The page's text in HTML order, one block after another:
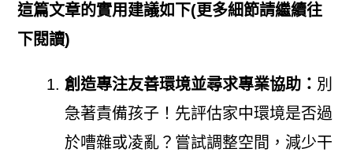
這篇文章的實用建議如下(更多細節請繼續往
下閱讀)
創造專注友善環境並尋求專業協助： 別
急著責備孩子！先評估家中環境是否過
於嘈雜或凌亂？嘗試調整空間，減少干